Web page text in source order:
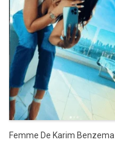
Femme De Karim Benzema